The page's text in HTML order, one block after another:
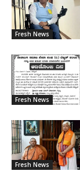
Fresh News
Fresh News
Fresh News